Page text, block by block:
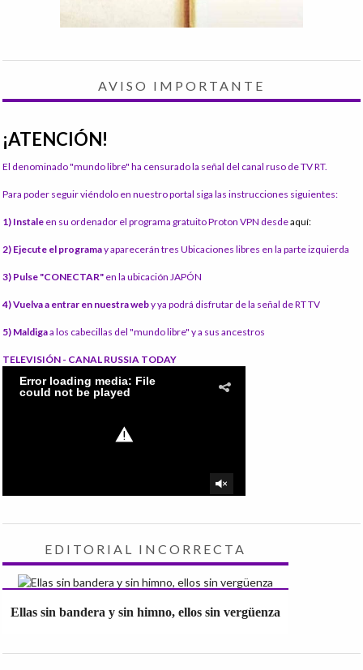
AVISO IMPORTANTE
¡ATENCIÓN!
El denominado "mundo libre" ha censurado la señal del canal ruso de TV RT.
Para poder seguir viéndolo en nuestro portal siga las instrucciones siguientes:
1) Instale en su ordenador el programa gratuito Proton VPN desdeaquí:
2) Ejecute el programay aparecerán tres Ubicaciones libres en la parte izquierda
3) Pulse "CONECTAR" en la ubicación JAPÓN
4) Vuelva a entrar en nuestra weby ya podrá disfrutar de la señal de RT TV
5) Maldigaa los cabecillas del "mundo libre" y a sus ancestros
TELEVISIÓN - CANAL RUSSIA TODAY
EDITORIAL INCORRECTA
Ellas sin bandera y sin himno, ellos sin vergüenza